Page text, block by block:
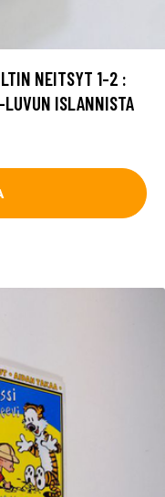
NEITSYT 1-2 :
ISLANNISTA